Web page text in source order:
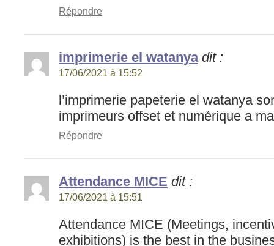
Répondre
imprimerie el watanya dit :
17/06/2021 à 15:52
l’imprimerie papeterie el watanya
imprimeurs offset et numérique a
Répondre
Attendance MICE dit :
17/06/2021 à 15:51
Attendance MICE (Meetings,
exhibitions) is the best in the